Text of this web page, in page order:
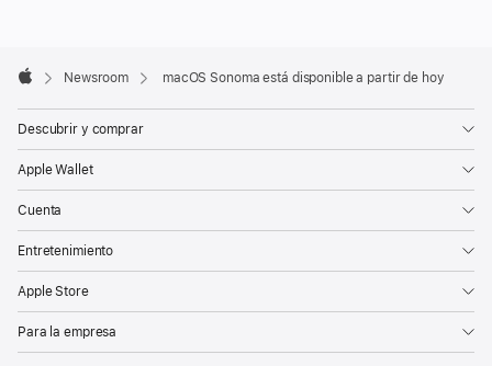
jugar.
Sonoma
permite
usuarios
Mac
y
Footer

Newsroom macOS Sonoma está disponible a partir de hoy
Descubrir y comprar
Apple Wallet
Cuenta
Entretenimiento
Apple Store
Para la empresa